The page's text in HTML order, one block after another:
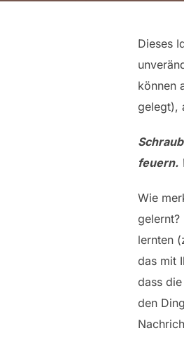
Dieses
können
gelegt),
feuern.
Wie
gelernt?
lernten
das mit
dass
den